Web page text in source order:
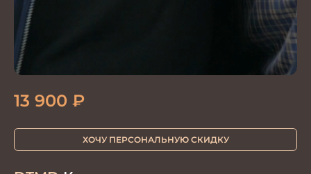
13 900 ₽
ХОЧУ ПЕРСОНАЛЬНУЮ СКИДКУ